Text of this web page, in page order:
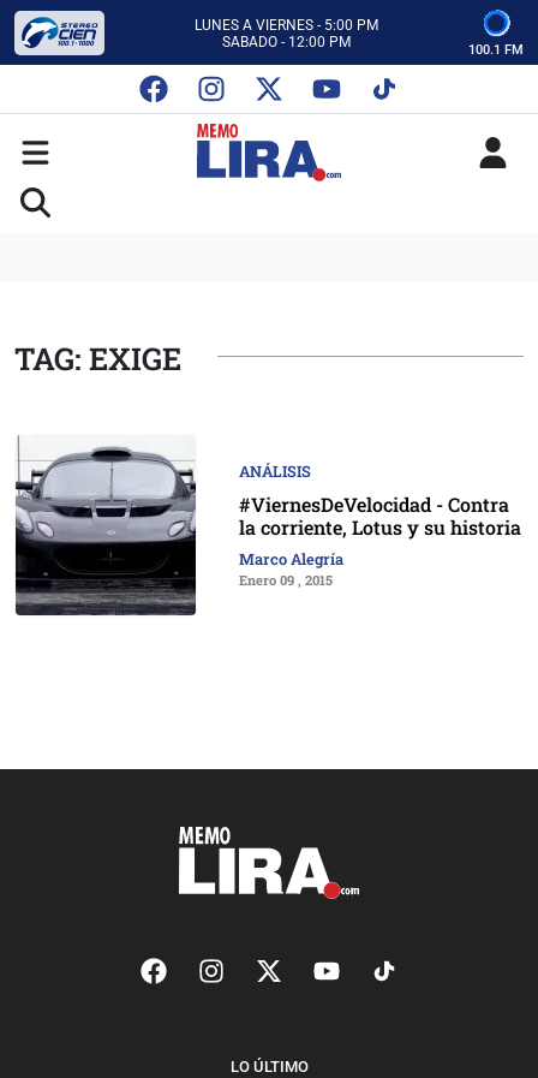
LUNES A VIERNES - 5:00 PM
SABADO - 12:00 PM
CON MEMO LIRA Y SU EQUIPO
LUNES A VIERNES - 5:00 PM
SABADO - 12:00 PM
100.1 FM
TAG: EXIGE
ANÁLISIS
#ViernesDeVelocidad - Contra
la corriente, Lotus y su historia
Marco Alegría
Enero 09 , 2015
LO ÚLTIMO